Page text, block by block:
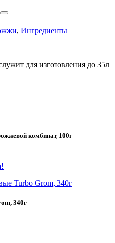
, Ингредиенты
для изготовления до 35л
комбинат, 100г
340г